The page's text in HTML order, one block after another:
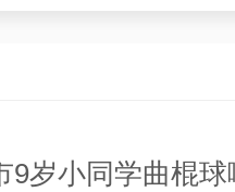
9岁小同学曲棍